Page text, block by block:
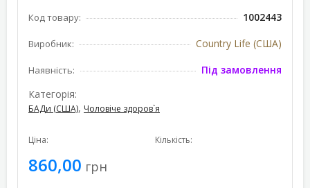
Код товару: 1002443
Виробник: Country Life (США)
Наявність:
Під замовлення
Категорія:
БАДи (США), Чоловіче здоров`я
Ціна:
860,00 грн
Кількість: